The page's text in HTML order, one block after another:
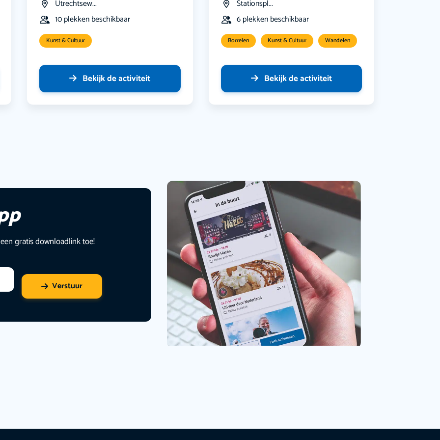
Utrechtsew...
10 plekken beschikbaar
Kunst & Cultuur
Bekijk de activiteit
Stationspl...
6 plekken beschikbaar
Borrelen Kunst & Cultuur Wandelen
Bekijk de activiteit
gratis downloadlink toe!
Verstuur